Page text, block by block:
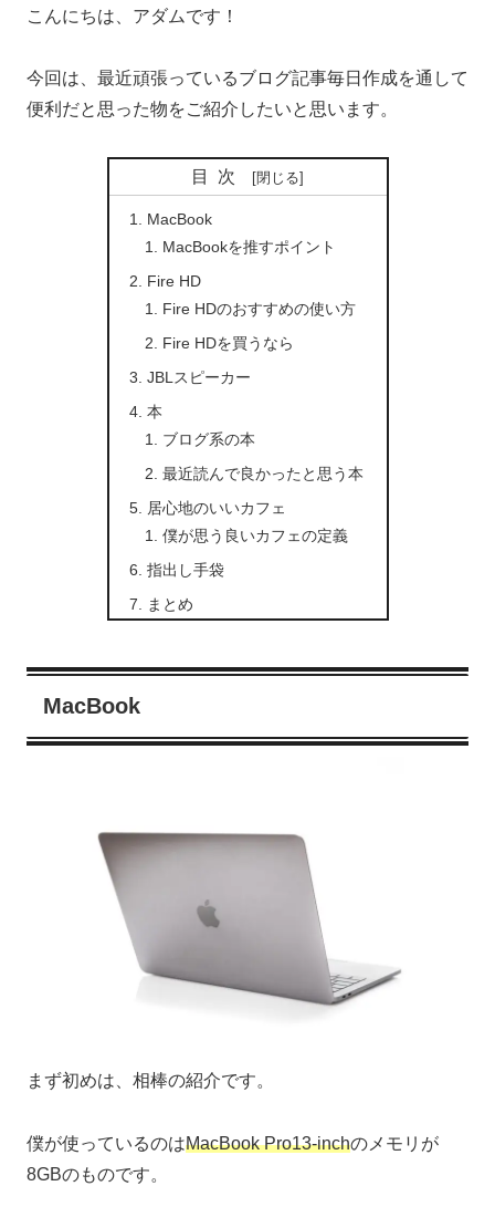
こんにちは、アダムです！
今回は、最近頑張っているブログ記事毎日作成を通して
便利だと思った物をご紹介したいと思います。
目次
MacBook
MacBookを推すポイント
Fire HD
Fire HDのおすすめの使い方
Fire HDを買うなら
JBLスピーカー
本
ブログ系の本
最近読んで良かったと思う本
居心地のいいカフェ
僕が思う良いカフェの定義
指出し手袋
まとめ
MacBook
まず初めは、相棒の紹介です。
僕が使っているのはMacBook Pro13-inchのメモリが
8GBのものです。